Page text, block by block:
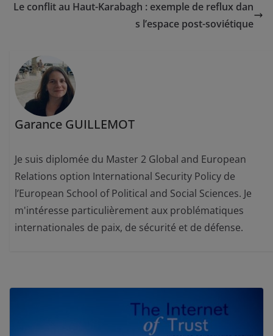
Le conflit au Haut-Karabagh : exemple de reflux dan
s l’espace post-soviétique
Garance GUILLEMOT
Je suis diplomée du Master 2 Global and European
Relations option International Security Policy de
l’European School of Political and Social Sciences. Je
m'intéresse particulièrement aux problématiques
internationales de paix, de sécurité et de défense.